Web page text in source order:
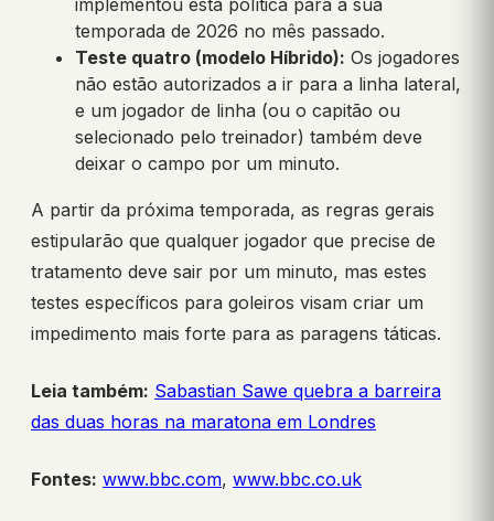
implementou esta política para a sua
temporada de 2026 no mês passado.
Teste quatro (modelo Híbrido): Os jogadores
não estão autorizados a ir para a linha lateral,
e um jogador de linha (ou o capitão ou
selecionado pelo treinador) também deve
deixar o campo por um minuto.
A partir da próxima temporada, as regras gerais
estipularão que qualquer jogador que precise de
tratamento deve sair por um minuto, mas estes
testes específicos para goleiros visam criar um
impedimento mais forte para as paragens táticas.
Leia também: Sabastian Sawe quebra a barreira
das duas horas na maratona em Londres
Fontes: www.bbc.com, www.bbc.co.uk